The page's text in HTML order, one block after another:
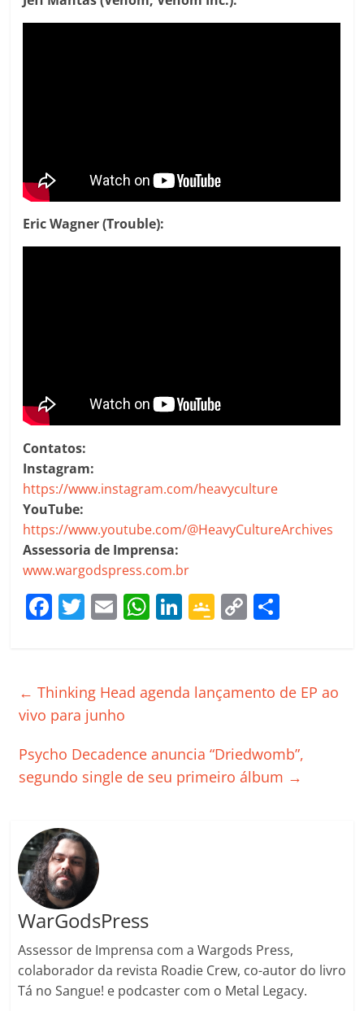
Eric Wagner (Trouble):
Contatos:
Instagram:
https://www.instagram.com/heavyculture
YouTube:
https://www.youtube.com/@HeavyCultureArchives
Assessoria de Imprensa:
www.wargodspress.com.br
F
e
b
o
k
T
er
E
l
W
s
A
p
Li
e
G
gl
e
a
ss
C
y
k
p
h
ar
← Thinking Head agenda lançamento de EP ao
vivo para junho
Psycho Decadence anuncia “Driedwomb”,
segundo single de seu primeiro álbum →
WarGodsPress
Assessor de Imprensa com a Wargods Press,
colaborador da revista Roadie Crew, co-autor do livro
Tá no Sangue! e podcaster com o Metal Legacy.